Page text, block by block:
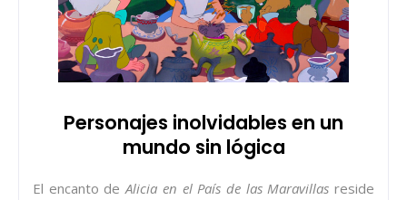
Personajes inolvidables en un
mundo sin lógica
El encanto deAlicia en el País de las Maravillas reside